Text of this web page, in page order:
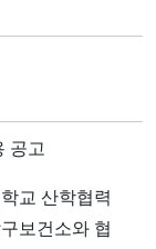
공고
교 산학협력
보건소와 협